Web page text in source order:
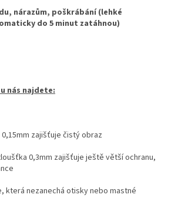
nárazům, poškrábání (lehké
do 5 minut zatáhnou)
nás najdete:
zajišťuje čistý obraz
0,3mm zajišťuje ještě větší ochranu,
která nezanechá otisky nebo mastné